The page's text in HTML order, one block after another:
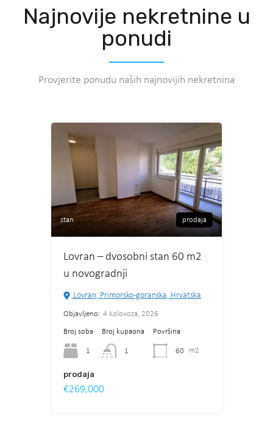
Najnovije nekretnine u
ponudi
Provjerite ponudu naših najnovijih nekretnina
stan prodaja
Lovran – dvosobni stan 60 m2
u novogradnji
Lovran, Primorsko-goranska, Hrvatska
Objavljeno: 4 kolovoza, 2026
Broj soba
1
Broj kupaona
1
Površina
60 m2
prodaja
€269,000